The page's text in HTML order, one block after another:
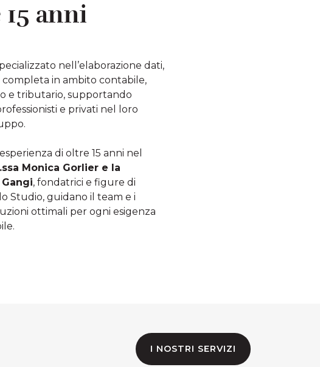
anni
nell’elaborazione dati,
completa in ambito contabile,
e tributario, supportando
e privati nel loro
di oltre 15 anni nel
Monica Gorlier e la
, fondatrici e figure di
Studio, guidano il team e i
ottimali per ogni esigenza
I NOSTRI SERVIZI